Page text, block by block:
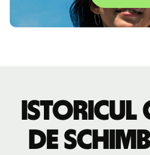
Istoricul
de